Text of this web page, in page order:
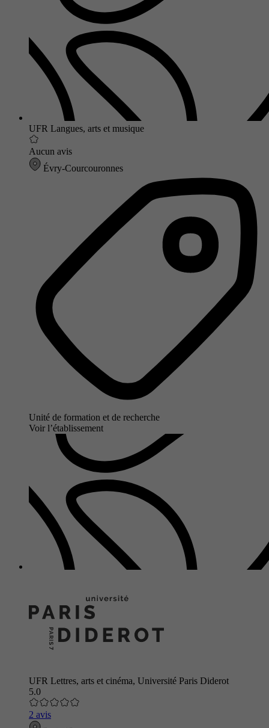
UFR Langues, arts et musique
Aucun avis
Évry-Courcouronnes
Unité de formation et de recherche
Voir l’établissement
UFR Lettres, arts et cinéma, Université Paris Diderot
5.0
2 avis